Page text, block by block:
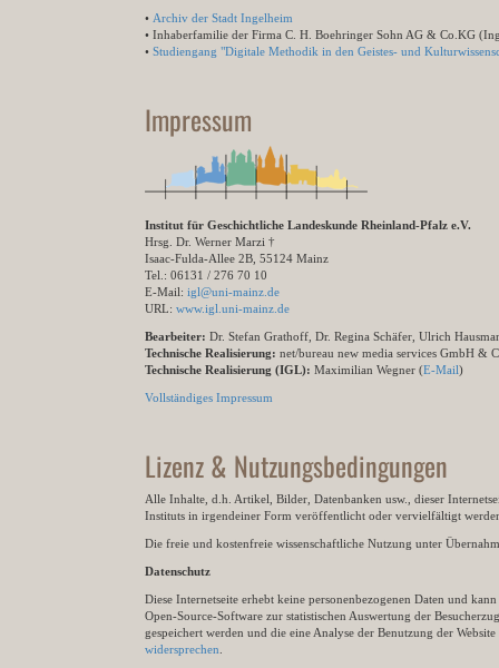
• Archiv der Stadt Ingelheim
• Inhaberfamilie der Firma C. H. Boehringer Sohn AG & Co.KG
• Studiengang "Digitale Methodik in den Geistes- und
Impressum
Institut für Geschichtliche Landeskunde Rheinland-Pfalz e.V.
Hrsg. Dr. Werner Marzi †
Isaac-Fulda-Allee 2B, 55124 Mainz
Tel.: 06131 / 276 70 10
E-Mail: igl@uni-mainz.de
URL: www.igl.uni-mainz.de
Bearbeiter: Dr. Stefan Grathoff, Dr. Regina Schäfer, Ulrich
Technische Realisierung: net/bureau new media services GmbH &
Technische Realisierung (IGL): Maximilian Wegner (E-Mail)
Vollständiges Impressum
Lizenz & Nutzungsbedingungen
Alle Inhalte, d.h. Artikel, Bilder, Datenbanken usw., dieser
Instituts in irgendeiner Form veröffentlicht oder vervielfältigt
Die freie und kostenfreie wissenschaftliche Nutzung unter
Datenschutz
Diese Internetseite erhebt keine personenbezogenen Daten und
Open-Source-Software zur statistischen Auswertung der
gespeichert werden und die eine Analyse der Benutzung der
widersprechen